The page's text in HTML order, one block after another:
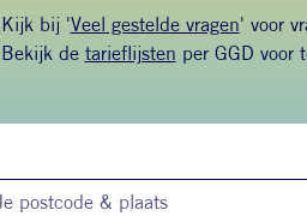
Kijk bij 'Veel gestelde vragen' voor
Bekijk de tarieflijsten per GGD voor